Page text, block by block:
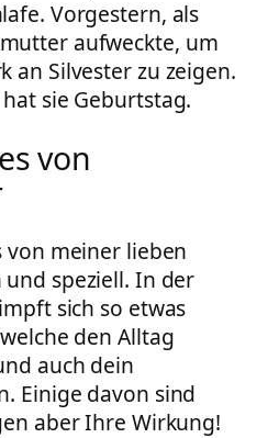
Vorgestern, als
aufweckte, um
an Silvester zu zeigen.
sie Geburtstag.
von
von meiner lieben
speziell. In der
sich so etwas
den Alltag
auch dein
Einige davon sind
aber Ihre Wirkung!